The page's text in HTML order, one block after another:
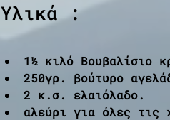
Υλικά :
1½ κιλό Βουβαλίσιο
250γρ. βούτυρο
2 κ.σ. ελαιόλαδο.
αλεύρι για όλες τις